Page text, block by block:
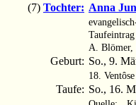
(7) Tochter: Anna
A. Blömer,
Geburt: So., 9.
18.
Taufe: So., 16.